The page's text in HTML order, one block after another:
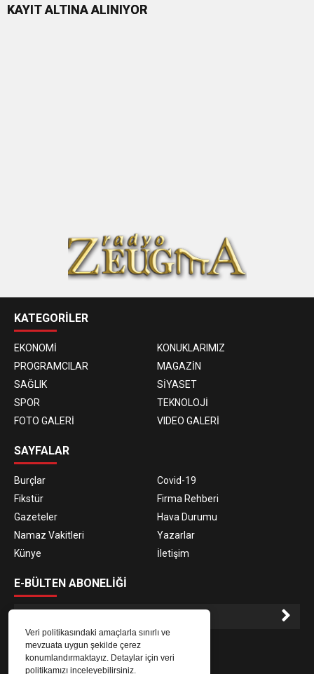
Veri politikasındaki amaçlarla sınırlı ve
mevzuata uygun şekilde çerez
konumlandırmaktayız. Detaylar için veri
politikamızı inceleyebilirsiniz.
KAYIT ALTINA ALINIYOR
KATEGORİLER
EKONOMİ
KONUKLARIMIZ
PROGRAMCILAR
MAGAZİN
SAĞLIK
SİYASET
SPOR
TEKNOLOJİ
FOTO GALERİ
VIDEO GALERİ
SAYFALAR
Burçlar
Covid-19
Fikstür
Firma Rehberi
Gazeteler
Hava Durumu
Namaz Vakitleri
Yazarlar
Künye
İletişim
E-BÜLTEN ABONELİĞİ
E-Bülten aboneliği ile haberlere daha hızlı erişin.